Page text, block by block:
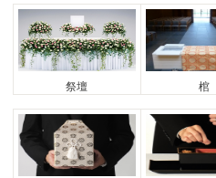
祭壇 棺